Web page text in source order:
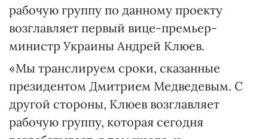
рабочую группу по данному проекту
возглавляет первый вице-премьер-
министр Украины Андрей Клюев.
«Мы транслируем сроки, сказанные
президентом Дмитрием Медведевым. С
другой стороны, Клюев возглавляет
рабочую группу, которая сегодня